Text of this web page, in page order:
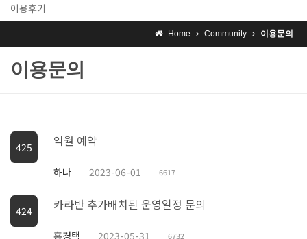
이용후기
Home Community 이용문의
이용문의
425 익월 예약
하나 2023-06-01 6617
424 카라반 추가배치된 운영일정 문의
홍경택 2023-05-31 6732